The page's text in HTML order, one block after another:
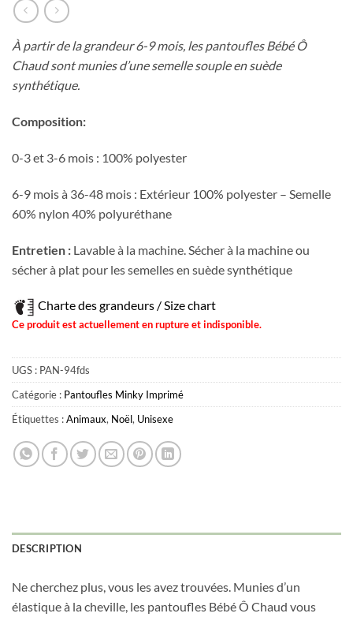
À partir de la grandeur 6-9 mois, les pantoufles Bébé Ô
Chaud sont munies d’une semelle souple en suède
synthétique.
Composition:
0-3 et 3-6 mois : 100% polyester
6-9 mois à 36-48 mois : Extérieur 100% polyester – Semelle
60% nylon 40% polyuréthane
Entretien : Lavable à la machine. Sécher à la machine ou
sécher à plat pour les semelles en suède synthétique
Charte des grandeurs / Size chart
Ce produit est actuellement en rupture et indisponible.
UGS : PAN-94fds
Catégorie : Pantoufles Minky Imprimé
Étiquettes :Animaux, Noël, Unisexe
DESCRIPTION
Ne cherchez plus, vous les avez trouvées. Munies d’un
élastique à la cheville, les pantoufles Bébé Ô Chaud vous